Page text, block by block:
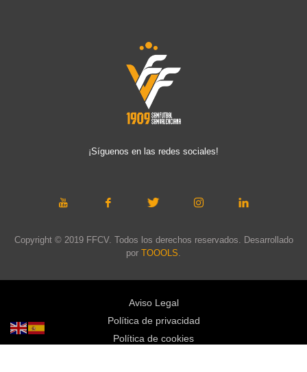
¡Síguenos en las redes sociales!
Copyright © 2019 FFCV. Todos los derechos reservados. Desarrollado
por TOOOLS
Aviso Legal
Política de privacidad
Política de cookies